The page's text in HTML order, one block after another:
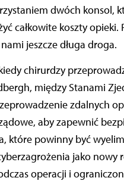
dwóch konsol,
całkowite koszty opieki.
jeszcze długa droga.
chirurdzy
między Stanami
zdalnych
aby zapewnić
które powinny być
jako nowy
operacji i